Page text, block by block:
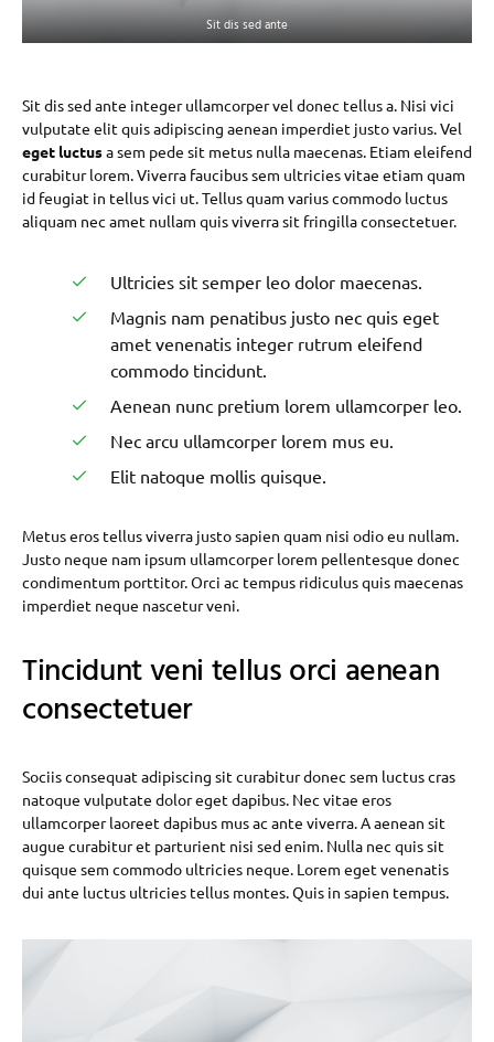
Sit dis sed ante
Sit dis sed ante integer ullamcorper vel donec tellus a. Nisi vici
vulputate elit quis adipiscing aenean imperdiet justo varius. Vel
eget luctusa sem pede sit metus nulla maecenas. Etiam eleifend
curabitur lorem. Viverra faucibus sem ultricies vitae etiam quam
id feugiat in tellus vici ut. Tellus quam varius commodo luctus
aliquam nec amet nullam quis viverra sit fringilla consectetuer.
Ultricies sit semper leo dolor maecenas.
Magnis nam penatibus justo nec quis eget
amet venenatis integer rutrum eleifend
commodo tincidunt.
Aenean nunc pretium lorem ullamcorper leo.
Nec arcu ullamcorper lorem mus eu.
Elit natoque mollis quisque.
Metus eros tellus viverra justo sapien quam nisi odio eu nullam.
Justo neque nam ipsum ullamcorper lorem pellentesque donec
condimentum porttitor. Orci ac tempus ridiculus quis maecenas
imperdiet neque nascetur veni.
Tincidunt veni tellus orci aenean
consectetuer
Sociis consequat adipiscing sit curabitur donec sem luctus cras
natoque vulputate dolor eget dapibus. Nec vitae eros
ullamcorper laoreet dapibus mus ac ante viverra. A aenean sit
augue curabitur et parturient nisi sed enim. Nulla nec quis sit
quisque sem commodo ultricies neque. Lorem eget venenatis
dui ante luctus ultricies tellus montes. Quis in sapien tempus.